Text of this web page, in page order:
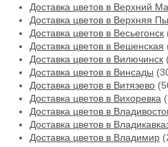
Доставка цветов в Верхний
Доставка цветов в Верхняя
Доставка цветов в Весьегонск
Доставка цветов в Вешенская
Доставка цветов в Вилючинск
Доставка цветов в Винсады
Доставка цветов в Витязево
Доставка цветов в Вихоревка
Доставка цветов в
Доставка цветов в
Доставка цветов в Владимир